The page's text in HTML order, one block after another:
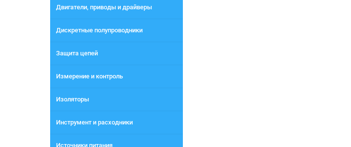
Двигатели, приводы и драйверы
Дискретные полупроводники
Защита цепей
Измерение и контроль
Изоляторы
Инструмент и расходники
Источники питания